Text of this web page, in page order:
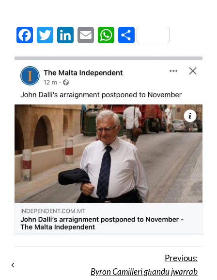
FacebookTwitter LinkedInEmail WhatsApp
Share
Previous:
Byron Camilleri għandu jwarrab